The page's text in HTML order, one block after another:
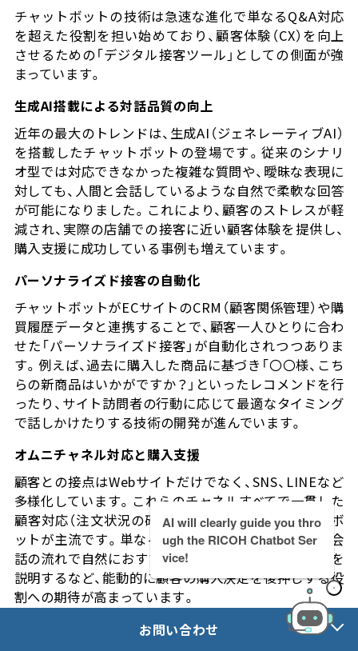
セミナー・イベント
資料ダウンロード
チャットボットの技術は急速な進化で単なるQ&A対応
を超えた役割を担い始めており、顧客体験（CX）を向上
させるための「デジタル接客ツール」としての側面が強
まっています。
生成AI搭載による対話品質の向上
近年の最大のトレンドは、生成AI（ジェネレーティブAI）
を搭載したチャットボットの登場です。従来のシナリ
オ型では対応できなかった複雑な質問や、曖昧な表現に
対しても、人間と会話しているような自然で柔軟な回答
が可能になりました。これにより、顧客のストレスが軽
減され、実際の店舗での接客に近い顧客体験を提供し、
購入支援に成功している事例も増えています。
パーソナライズド接客の自動化
チャットボットがECサイトのCRM（顧客関係管理）や購
買履歴データと連携することで、顧客一人ひとりに合わ
せた「パーソナライズド接客」が自動化されつつありま
す。例えば、過去に購入した商品に基づき「〇〇様、こち
らの新商品はいかがですか？」といったレコメンドを行
ったり、サイト訪問者の行動に応じて最適なタイミング
で話しかけたりする技術の開発が進んでいます。
オムニチャネル対応と購入支援
顧客との接点はWebサイトだけでなく、SNS、LINEなど
多様化しています。これらのチャネルすべてで一貫した
顧客対応（注文状況の確認など）を支援するチャットボ
ットが主流です。単なる問い合わせ対応に留まらず、会
話の流れで自然におすすめ商品を提示し、費用や仕様を
説明するなど、能動的に顧客の購入決定を後押しする役
割への期待が高まっています。
お問い合わせ
AI will clearly guide you thro
ugh the RICOH Chatbot Ser
vice!